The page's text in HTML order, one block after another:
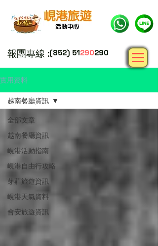
報團專線 :(852) 51290290
實用資料
全部文章
越南餐廳資訊
峴港活動指南
峴港自由行攻略
芽莊旅遊資訊
峴港天氣資料
會安旅遊資訊
越南餐廳資訊